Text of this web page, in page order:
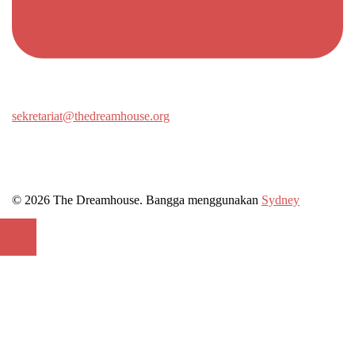
sekretariat@thedreamhouse.org
© 2026 The Dreamhouse. Bangga menggunakan Sydney